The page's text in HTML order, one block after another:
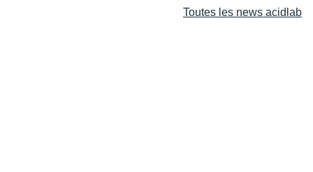
Toutes les news acidlab